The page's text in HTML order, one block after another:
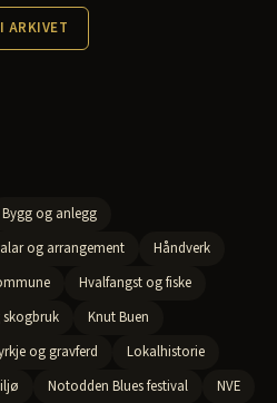
ARKIVET
Bygg og anlegg
og arrangement
Håndverk
Hvalfangst og fiske
Knut Buen
og gravferd
Lokalhistorie
Notodden Blues festival
NVE